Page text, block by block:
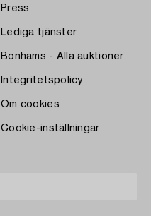
Press
Lediga tjänster
Bonhams - Alla auktioner
Integritetspolicy
Om cookies
Cookie-inställningar